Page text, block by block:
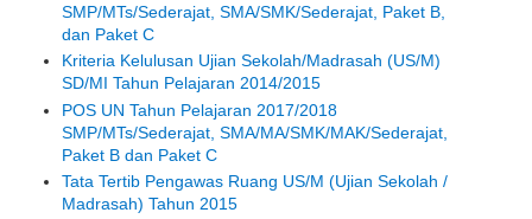
SMP/MTs/Sederajat, SMA/SMK/Sederajat, Paket B,
dan Paket C
Kriteria Kelulusan Ujian Sekolah/Madrasah (US/M)
SD/MI Tahun Pelajaran 2014/2015
POS UN Tahun Pelajaran 2017/2018
SMP/MTs/Sederajat, SMA/MA/SMK/MAK/Sederajat,
Paket B dan Paket C
Tata Tertib Pengawas Ruang US/M (Ujian Sekolah /
Madrasah) Tahun 2015